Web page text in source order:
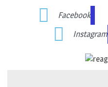
Facebook
Instagram